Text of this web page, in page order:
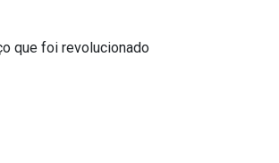
que foi revolucionado